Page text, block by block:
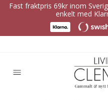
Fast fraktpris 69kr inom
enkelt med